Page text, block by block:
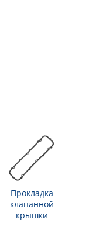
Прокладка
клапанной
крышки